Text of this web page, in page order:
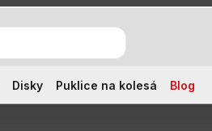
Disky Puklice na kolesá Blog